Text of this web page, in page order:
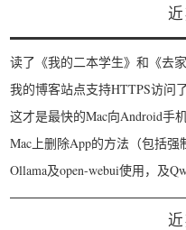
读了《我的二本学生》和《去
我的博客站点支持HTTPS访问
这才是最快的Mac向Android手
Mac上删除App的方法（包括强
Ollama及open-webui使用，及